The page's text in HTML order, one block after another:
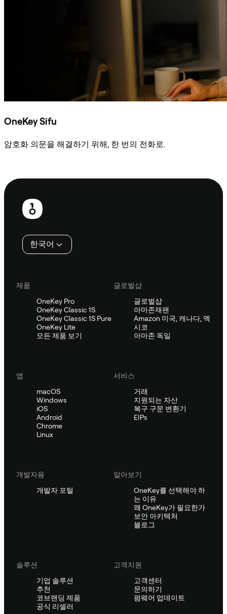
OneKey Sifu
암호화 의문을 해결하기 위해, 한 번의 전화로.
보
한국어
제품
OneKey Pro
OneKey Classic 1S
OneKey Classic 1S Pure
OneKey Lite
모든 제품 보기
글로벌샵
글로벌샵
아마존재팬
Amazon 미국, 캐나다, 멕
시코
아마존 독일
앱
macOS
Windows
iOS
Android
Chrome
Linux
서비스
거래
지원되는 자산
복구 구문 변환기
EIPs
개발자용
개발자 포털
알아보기
OneKey를 선택해야 하
는 이유
왜 OneKey가 필요한가
보안 아키텍처
블로그
솔루션
기업 솔루션
추천
코브랜딩 제품
공식 리셀러
고객지원
고객센터
문의하기
펌웨어 업데이트